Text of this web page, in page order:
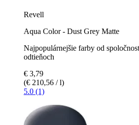
Revell
Aqua Color - Dust Grey Matte
Najpopulárnejšie farby od
odtieňoch
€ 3,79
(€ 210,56 / l)
5.0 (1)